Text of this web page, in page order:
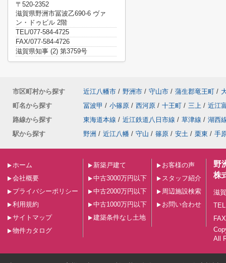
〒520-2352
滋賀県野洲市冨波乙690-6 ヴァ
ン・ドゥビル 2階
TEL/077-584-4725
FAX/077-584-4726
滋賀県知事 (2) 第3759号
市区町村から探す 近江八幡市 / 野洲市 / 守山市 / 蒲生郡竜王町 /
町名から探す
冨波甲 / 小篠原 / 西河原 / 十王町 / 三上 / 近江
路線から探す
東海道本線 / 近江鉄道八日市線 / 草津線 / 湖西
駅から探す
野洲 / 近江八幡 / 守山 / 篠原 / 安土 / 栗東 / 手
ホーム
会社概要
プライバシーポリシー
利用規約
サイトマップ
物件カタログ
新築戸建て
中古3000万円以下
中古2000万円以下
中古1000万円以下
建築条件なし土地
お客様の声
スタッフ紹介
周辺施設検索
お問い合わせ
野
株
滋
All